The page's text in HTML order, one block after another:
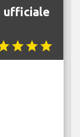
ufficiale
starstarstar